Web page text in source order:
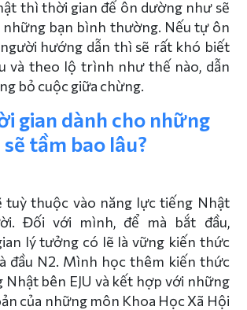
thì thời gian để ôn dường như sẽ
những bạn bình thường. Nếu tự ôn
hướng dẫn thì sẽ rất khó biết
và theo lộ trình như thế nào, dẫn
bỏ cuộc giữa chừng.
gian dành cho những
tầm bao lâu?
tuỳ thuộc vào năng lực tiếng Nhật
Đối với mình, để mà bắt đầu,
lý tưởng có lẽ là vững kiến thức
đầu N2. Mình học thêm kiến thức
Nhật bên EJU và kết hợp với những
của những môn Khoa Học Xã Hội